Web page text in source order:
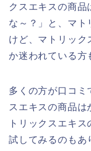
クスエキスの商
な～？」と、マト
けど、マトリック
か迷われている方
多くの方が口コミ
スエキスの商品は
トリックスエキ
試してみるのもあ